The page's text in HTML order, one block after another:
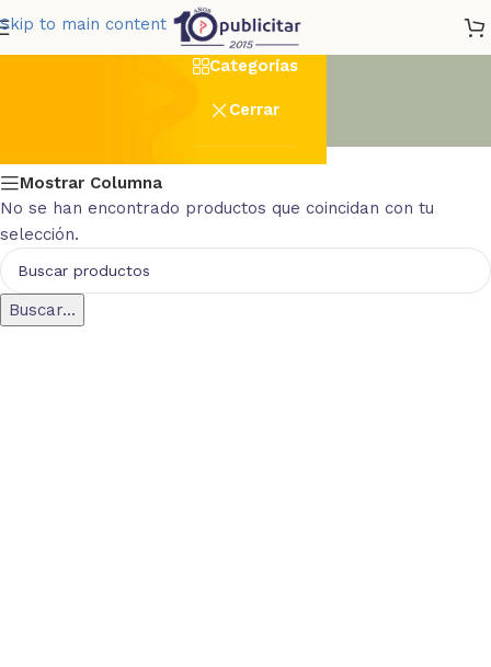
Skip to main content 500
Categorías
Cerrar
Mostrar Columna
No se han encontrado productos que coincidan con tu
selección.
Buscar...